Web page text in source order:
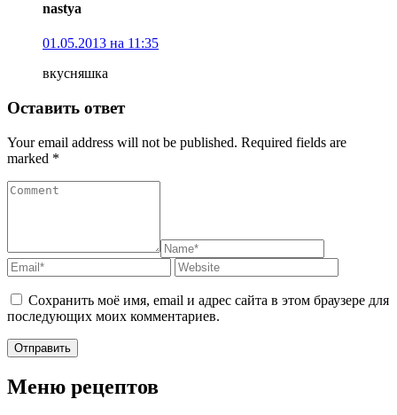
nastya
01.05.2013 на 11:35
вкусняшка
Оставить ответ
Your email address will not be published. Required fields are
marked *
Сохранить моё имя, email и адрес сайта в этом браузере для
последующих моих комментариев.
Меню рецептов